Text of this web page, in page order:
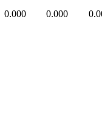
0.000 0.000